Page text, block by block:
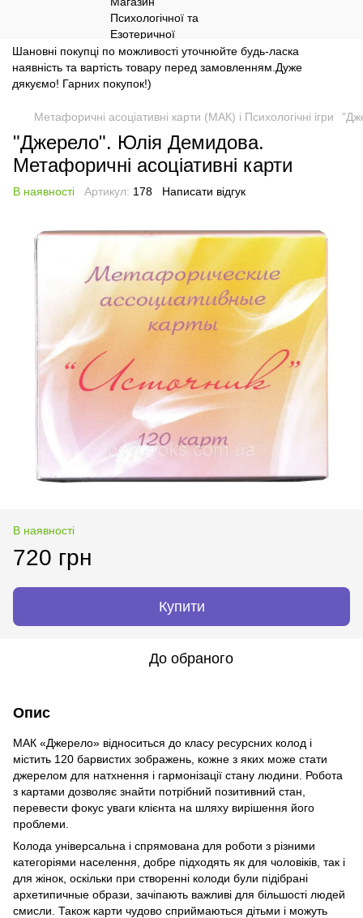
Шановні покупці по можливості уточнюйте будь-ласка
наявність та вартість товару перед замовленням.Дуже
дякуємо! Гарних покупок!)
Метафоричні асоціативні карти (МАК) і Психологічні ігри
"Джерело". Юлія Демидова.
Метафоричні асоціативні карти
В наявності Артикул: 178 Написати відгук
В наявності
720 грн
Купити
До обраного
Опис
МАК «Джерело» відноситься до класу ресурсних колод і
містить 120 барвистих зображень, кожне з яких може стати
джерелом для натхнення і гармонізації стану людини. Робота
з картами дозволяє знайти потрібний позитивний стан,
перевести фокус уваги клієнта на шляху вирішення його
проблеми.
Колода універсальна і спрямована для роботи з різними
категоріями населення, добре підходять як для чоловіків, так і
для жінок, оскільки при створенні колоди були підібрані
архетипичные образи, зачіпають важливі для більшості людей
смисли. Також карти чудово сприймаються дітьми і можуть